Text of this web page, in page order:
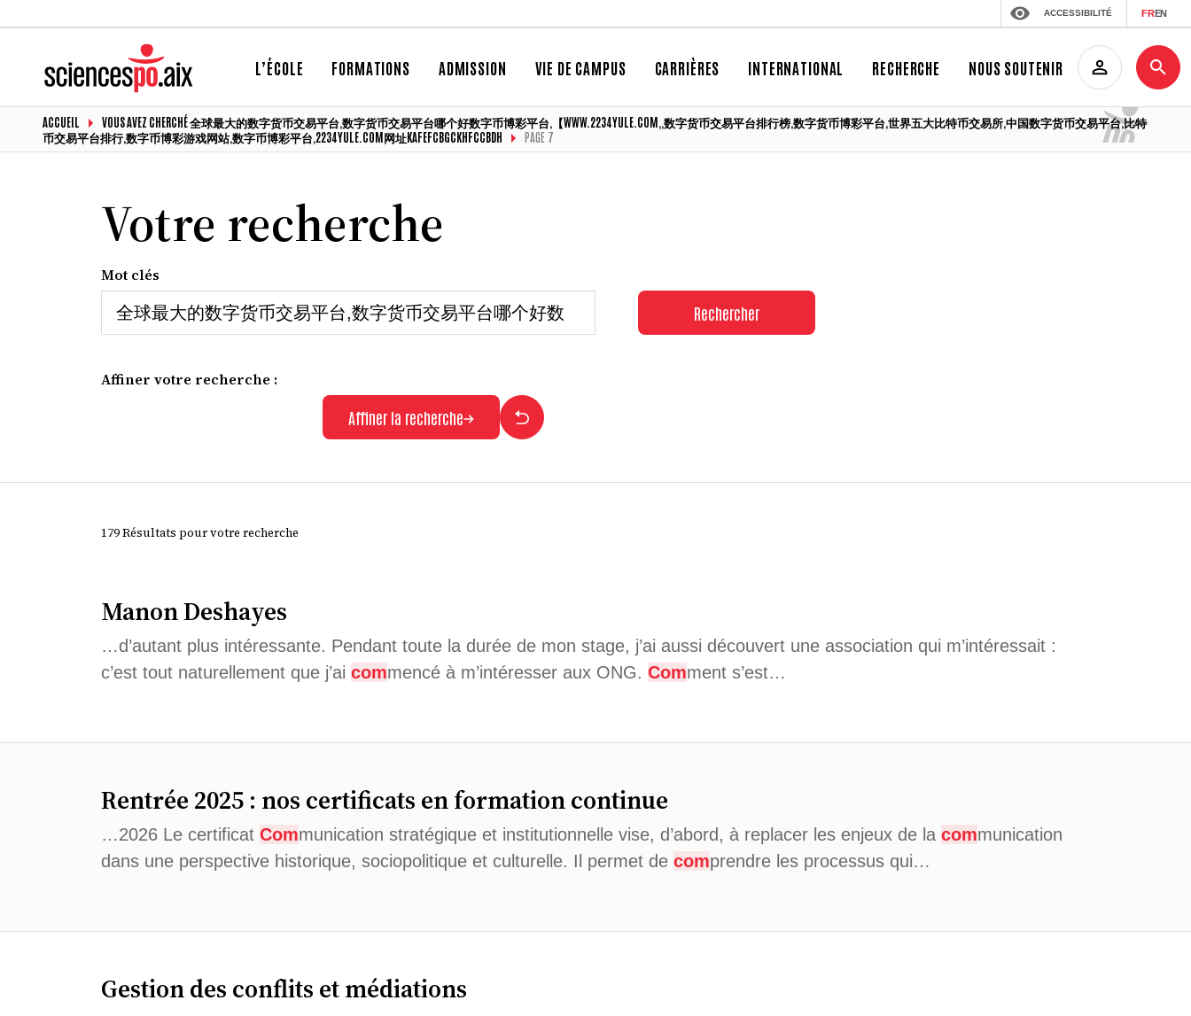
ACCESSIBILITÉ FREN
L’ÉCOLE FORMATIONS ADMISSION VIE DE CAMPUS CARRIÈRES INTERNATIONAL RECHERCHE NOUS SOUTENIR
ACCUEIL
VOUS AVEZ CHERCHÉ 全球最大的数字货币交易平台,数字货币交易平台哪个好数字币博彩平台,【WWW.2234YULE.COM,,数字货币交易平台排行榜,数字货币博彩平台,世界五大比特币交易所,中国数字货币交易平台,比特
币交易平台排行,数字币博彩游戏网站,数字币博彩平台,2234YULE.COM网址KAFEFCBGCKHFCCBDH
PAGE 7
Votre recherche
Mot clés
Rechercher
Affiner votre recherche :
Affiner la recherche
179 Résultats pour votre recherche
Manon Deshayes
…d’autant plus intéressante. Pendant toute la durée de mon stage, j’ai aussi découvert une association qui m’intéressait :
c’est tout naturellement que j’ai commencé à m’intéresser aux ONG. Comment s’est…
Rentrée 2025 : nos certificats en formation continue
…2026 Le certificat Communication stratégique et institutionnelle vise, d’abord, à replacer les enjeux de la communication
dans une perspective historique, sociopolitique et culturelle. Il permet de comprendre les processus qui…
Gestion des conflits et médiations